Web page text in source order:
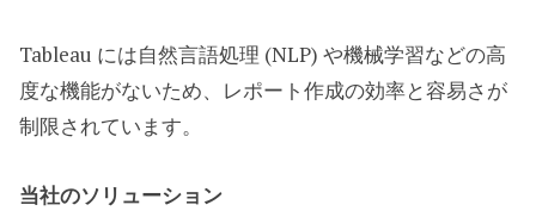
Tableau には自然言語処理 (NLP) や機械学習などの高
度な機能がないため、レポート作成の効率と容易さが
制限されています。
当社のソリューション